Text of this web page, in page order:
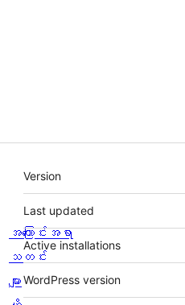
Meta
Version
Last updated
Active installations
WordPress version
အကြောင်းအရာ
သတင်း
များ